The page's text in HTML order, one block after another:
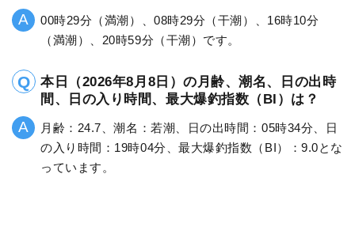
00時29分（満潮）、08時29分（干潮）、16時10分
（満潮）、20時59分（干潮）です。
本日（2026年8月8日）の月齢、潮名、日の出時
間、日の入り時間、最大爆釣指数（BI）は？
月齢：24.7、潮名：若潮、日の出時間：05時34分、日
の入り時間：19時04分、最大爆釣指数（BI）：9.0とな
っています。